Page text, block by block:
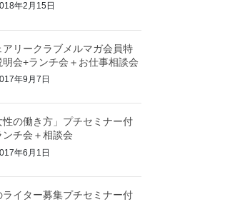
年2月15日
アリークラブメルマガ会員特
明会+ランチ会＋お仕事相談会
年9月7日
性の働き方」プチセミナー付
ンチ会＋相談会
年6月1日
ライター募集プチセミナー付